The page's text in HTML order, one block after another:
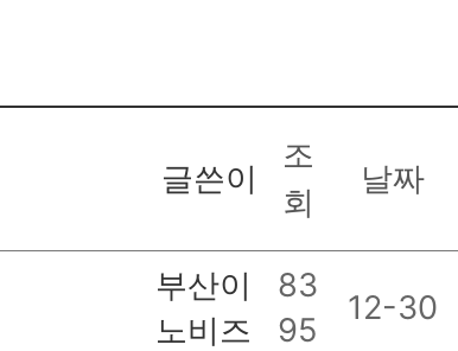
글쓴이
조
회
날짜
부산이
노비즈
83
95
12-30